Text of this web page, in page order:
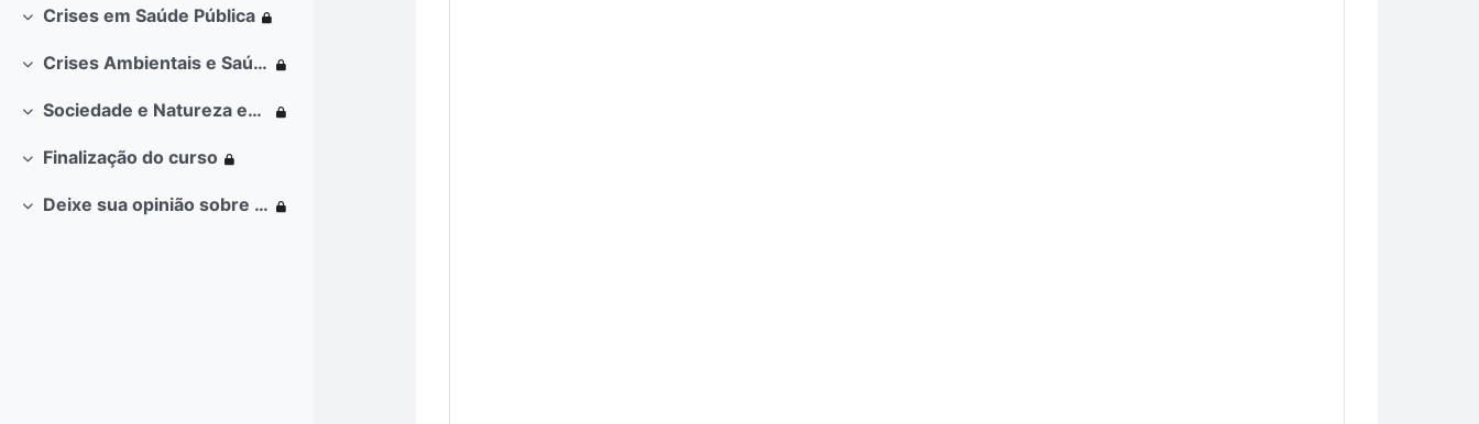
Contrair
Crises em Saúde Pública
Contrair
Crises Ambientais e Saúde Única
Contrair
Sociedade e Natureza em Crise no Século 21
Contrair
Finalização do curso
Contrair
Deixe sua opinião sobre o curso